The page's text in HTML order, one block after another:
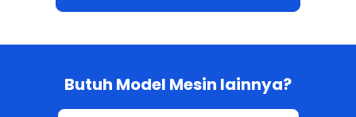
Lihat Semua Mesin Karton
Butuh Model Mesin lainnya?